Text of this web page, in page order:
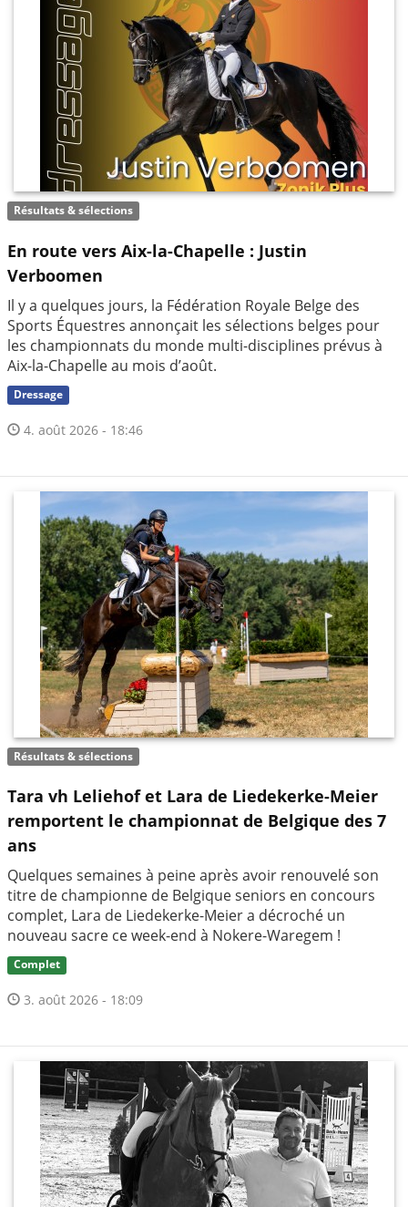
Résultats & sélections
En route vers Aix-la-Chapelle : Justin
Verboomen
Il y a quelques jours, la Fédération Royale Belge des
Sports Équestres annonçait les sélections belges pour
les championnats du monde multi-disciplines prévus à
Aix-la-Chapelle au mois d’août.
Dressage
4. août 2026 - 18:46
Résultats & sélections
Tara vh Leliehof et Lara de Liedekerke-Meier
remportent le championnat de Belgique des 7
ans
Quelques semaines à peine après avoir renouvelé son
titre de championne de Belgique seniors en concours
complet, Lara de Liedekerke-Meier a décroché un
nouveau sacre ce week-end à Nokere-Waregem !
Complet
3. août 2026 - 18:09